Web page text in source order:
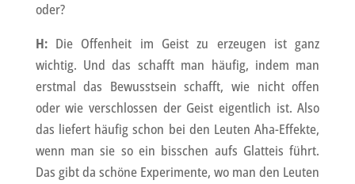
oder?
H:Die Offenheit im Geist zu erzeugen ist ganz
wichtig. Und das schafft man häufig, indem man
erstmal das Bewusstsein schafft, wie nicht offen
oder wie verschlossen der Geist eigentlich ist. Also
das liefert häufig schon bei den Leuten Aha-Effekte,
wenn man sie so ein bisschen aufs Glatteis führt.
Das gibt da schöne Experimente, wo man den Leuten